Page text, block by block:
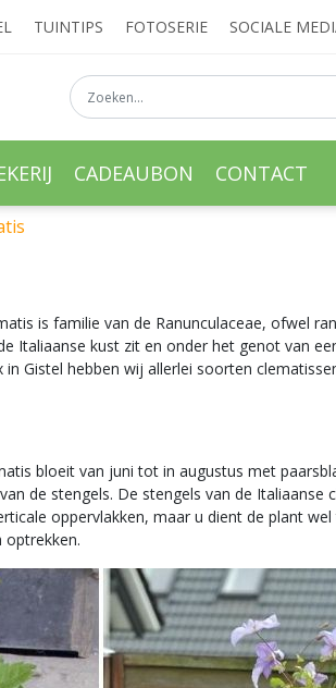
TUINTIPS FOTOSERIE SOCIALE
CADEAUBON CONTACT
is familie van de Ranunculaceae, ofwel
Italiaanse kust zit en onder het genot van
Gistel hebben wij allerlei soorten
bloeit van juni tot in augustus met
de stengels. De stengels van de Italiaanse
oppervlakken, maar u dient de plant
optrekken.